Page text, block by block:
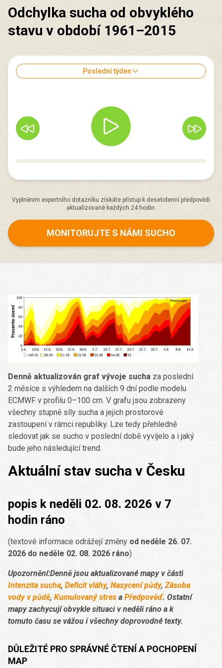
Odchylka sucha od obvyklého
stavu v období 1961–2015
Poslední týden
Vyplněním expertního dotazníku získáte přístup k desetidenní předpovědi
aktualizované každých 24 hodin.
MONITORUJTE S NÁMI SUCHO
Denně aktualizován graf vývoje sucha za poslední
2 měsíce s výhledem na dalších 9 dní podle modelu
ECMWF v profilu 0–100 cm. V grafu jsou zobrazeny
všechny stupně síly sucha a jejich prostorové
zastoupení v rámci republiky. Lze tedy přehledně
sledovat jak se sucho v poslední době vyvíjelo a i jaký
bude jeho následující trend.
Aktuální stav sucha v Česku
popis k neděli 02. 08. 2026 v 7
hodin ráno
(textové informace odrážejí změny od neděle 26. 07.
2026 do neděle 02. 08. 2026 ráno)
Upozornění:Denně jsou aktualizované mapy v části
Intenzita sucha, Deficit vláhy, Nasycení půdy, Zásoba
vody v půdě, Kumulovaný stres a Předpověď. Ostatní
mapy zachycují obvykle situaci v neděli ráno a k
tomuto času se vážou i všechny doprovodné texty.
DŮLEŽITÉ PRO SPRÁVNÉ ČTENÍ A POCHOPENÍ
MAP